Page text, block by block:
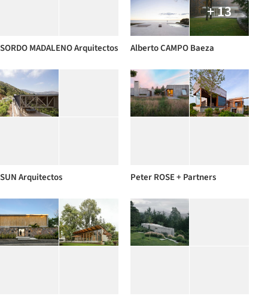
SORDO MADALENO Arquitectos
+ 13
Alberto CAMPO Baeza
SUN Arquitectos Peter ROSE + Partners